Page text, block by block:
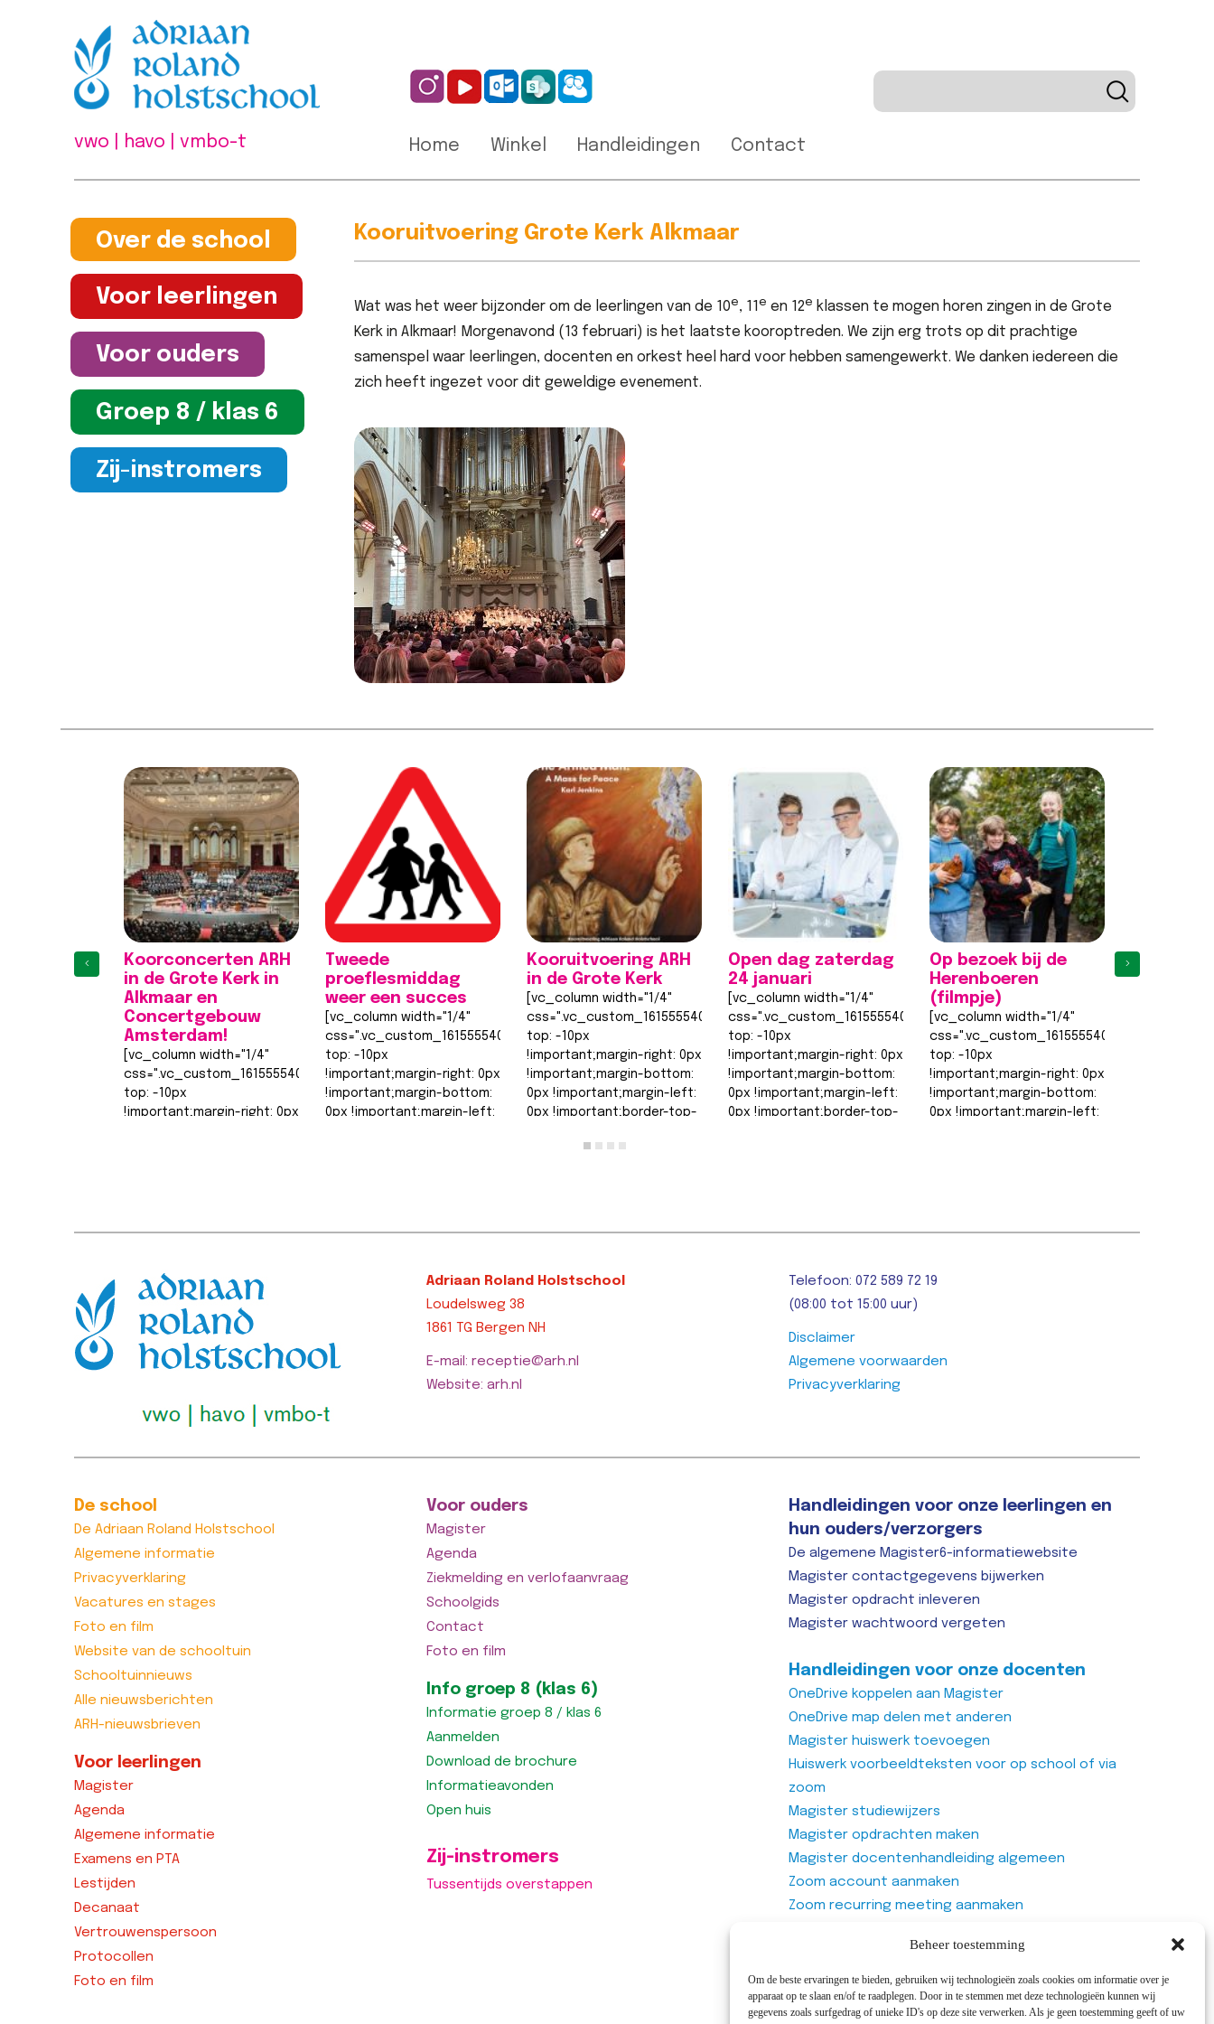
Beheer toestemming
Om de beste ervaringen te bieden, gebruiken wij technologieën zoals cookies om informatie over je
apparaat op te slaan en/of te raadplegen. Door in te stemmen met deze technologieën kunnen wij
gegevens zoals surfgedrag of unieke ID's op deze site verwerken. Als je geen toestemming geeft of uw
vwo | havo | vmbo-t Home Winkel Handleidingen Contact
Over de school
Voor leerlingen
Voor ouders
Groep 8 / klas 6
Zij-instromers
Kooruitvoering Grote Kerk Alkmaar
Wat was het weer bijzonder om de leerlingen van de 10e, 11 e en 12e klassen te mogen horen zingen in de Grote
Kerk in Alkmaar! Morgenavond (13 februari) is het laatste kooroptreden. We zijn erg trots op dit prachtige
samenspel waar leerlingen, docenten en orkest heel hard voor hebben samengewerkt. We danken iedereen die
zich heeft ingezet voor dit geweldige evenement.
Koorconcerten ARH
in de Grote Kerk in
Alkmaar en
Concertgebouw
Amsterdam!
[vc_column width="1/4"
css=".vc_custom_1615555402682{margin-
top: -10px
!important;margin-right: 0px
Tweede
proeflesmiddag
weer een succes
[vc_column width="1/4"
css=".vc_custom_1615555402682{margin-
top: -10px
!important;margin-right: 0px
!important;margin-bottom:
0px !important;margin-left:
Kooruitvoering ARH
in de Grote Kerk
[vc_column width="1/4"
css=".vc_custom_1615555402682{margin-
top: -10px
!important;margin-right: 0px
!important;margin-bottom:
0px !important;margin-left:
0px !important;border-top-
!important;border-right-
Open dag zaterdag
24 januari
[vc_column width="1/4"
css=".vc_custom_1615555402682{margin-
top: -10px
!important;margin-right: 0px
!important;margin-bottom:
0px !important;margin-left:
0px !important;border-top-
Op bezoek bij de
Herenboeren
(filmpje)
[vc_column width="1/4"
css=".vc_custom_1615555402682{margin-
top: -10px
!important;margin-right: 0px
!important;margin-bottom:
0px !important;margin-left:
‹ ›
Adriaan Roland Holstschool
Loudelsweg 38
1861 TG Bergen NH
E-mail: receptie@arh.nl
Website: arh.nl
Telefoon: 072 589 72 19
(08:00 tot 15:00 uur)
Disclaimer
Algemene voorwaarden
Privacyverklaring
De school
De Adriaan Roland Holstschool
Algemene informatie
Privacyverklaring
Vacatures en stages
Foto en film
Website van de schooltuin
Schooltuinnieuws
Alle nieuwsberichten
ARH-nieuwsbrieven
Voor leerlingen
Magister
Agenda
Algemene informatie
Examens en PTA
Lestijden
Decanaat
Vertrouwenspersoon
Protocollen
Foto en film
Voor ouders
Magister
Agenda
Ziekmelding en verlofaanvraag
Schoolgids
Contact
Foto en film
Info groep 8 (klas 6)
Informatie groep 8 / klas 6
Aanmelden
Download de brochure
Informatieavonden
Open huis
Zij-instromers
Tussentijds overstappen
Handleidingen voor onze leerlingen en
hun ouders/verzorgers
De algemene Magister6-informatiewebsite
Magister contactgegevens bijwerken
Magister opdracht inleveren
Magister wachtwoord vergeten
Handleidingen voor onze docenten
OneDrive koppelen aan Magister
OneDrive map delen met anderen
Magister huiswerk toevoegen
Huiswerk voorbeeldteksten voor op school of via
zoom
Magister studiewijzers
Magister opdrachten maken
Magister docentenhandleiding algemeen
Zoom account aanmaken
Zoom recurring meeting aanmaken
Vragenlijst van Office365 Forms gebruiken